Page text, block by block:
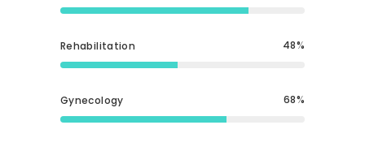
Rehabilitation 48
Gynecology 68